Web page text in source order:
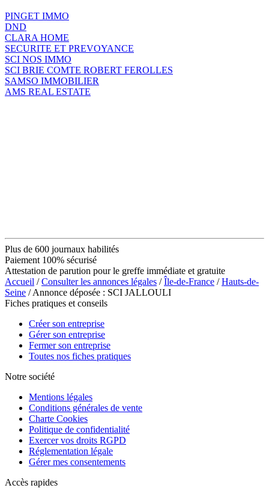
PINGET IMMO
DND
CLARA HOME
SECURITE ET PREVOYANCE
SCI NOS IMMO
SCI BRIE COMTE ROBERT FEROLLES
SAMSO IMMOBILIER
AMS REAL ESTATE
Plus de 600 journaux habilités
Paiement 100% sécurisé
Attestation de parution pour le greffe immédiate et gratuite
Accueil /Consulter les annonces légales /Île-de-France /Hauts-de-
Seine / Annonce déposée : SCI JALLOULI
Fiches pratiques et conseils
Créer son entreprise
Gérer son entreprise
Fermer son entreprise
Toutes nos fiches pratiques
Notre société
Mentions légales
Conditions générales de vente
Charte Cookies
Politique de confidentialité
Exercer vos droits RGPD
Réglementation légale
Gérer mes consentements
Accès rapides